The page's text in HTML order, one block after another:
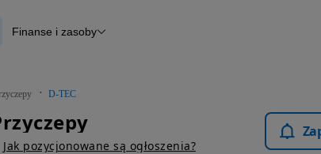
Finanse i zasoby
D-TEC
Jak pozycjonowane są ogłoszenia?